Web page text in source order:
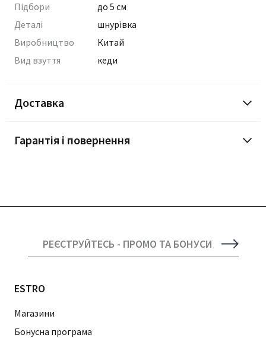
Підбори
до 5 см
Деталі
шнурівка
Виробництво
Китай
Вид взуття
кеди
Доставка
Гарантія і повернення
РЕЄСТРУЙТЕСЬ - ПРОМО ТА БОНУСИ
ESTRO
Магазини
Бонусна програма